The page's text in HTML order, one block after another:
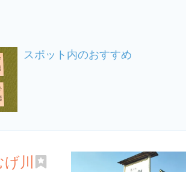
スポット内のおすすめ
川